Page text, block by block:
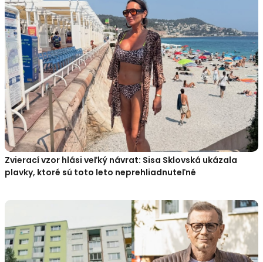
Zvierací vzor hlási veľký návrat: Sisa Sklovská ukázala
plavky, ktoré sú toto leto neprehliadnuteľné